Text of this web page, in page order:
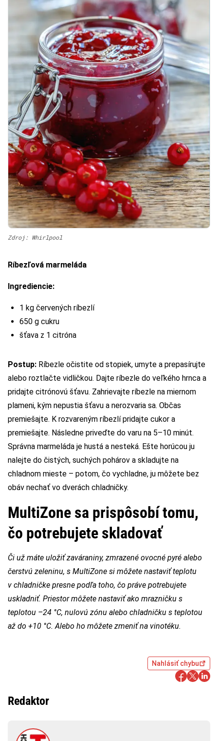
Zdroj: Whirlpool
Ríbezľová marmeláda
Ingrediencie:
1 kg červených ríbezlí
650 g cukru
šťava z 1 citróna
Postup: Ríbezle očistite od stopiek, umyte a prepasírujte
alebo roztlačte vidličkou. Dajte ríbezle do veľkého hrnca a
pridajte citrónovú šťavu. Zahrievajte ríbezle na miernom
plameni, kým nepustia šťavu a nerozvaria sa. Občas
premiešajte. K rozvareným ríbezlí pridajte cukor a
premiešajte. Následne priveďte do varu na 5–10 minút.
Správna marmeláda je hustá a nesteká. Ešte horúcou ju
nalejte do čistých, suchých pohárov a skladujte na
chladnom mieste – potom, čo vychladne, ju môžete bez
obáv nechať vo dverách chladničky.
MultiZone sa prispôsobí tomu,
čo potrebujete skladovať
Či už máte uložiť zaváraniny, zmrazené ovocné pyré alebo
čerstvú zeleninu, s MultiZone si môžete nastaviť teplotu
v chladničke presne podľa toho, čo práve potrebujete
uskladniť. Priestor môžete nastaviť ako mrazničku s
teplotou –24 °C, nulovú zónu alebo chladničku s teplotou
až do +10 °C. Alebo ho môžete zmeniť na vinotéku.
Nahlásiť chybu
Redaktor